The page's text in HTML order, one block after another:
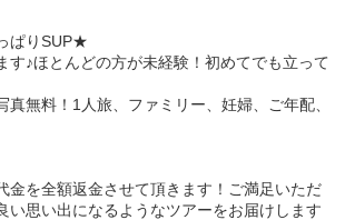
ぱりSUP★
♪ほとんどの方が未経験！初めてでも立って
無料！1人旅、ファミリー、妊婦、ご年配、
金を全額返金させて頂きます！ご満足いただ
思い出になるようなツアーをお届けします